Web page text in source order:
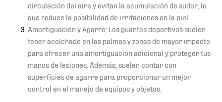
circulación del aire y evitan la acumulación de sudor, lo
que reduce la posibilidad de irritaciones en la piel.
Amortiguación y Agarre: Los guantes deportivos suelen
tener acolchado en las palmas y zonas de mayor impacto
para ofrecer una amortiguación adicional y proteger tus
manos de lesiones. Además, suelen contar con
superficies de agarre para proporcionar un mejor
control en el manejo de equipos y objetos.